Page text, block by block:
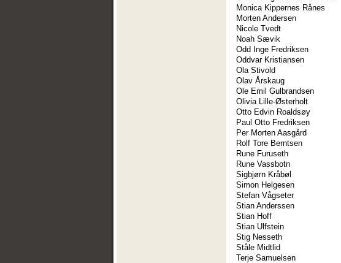
Monica Kippernes Rånes
Morten Andersen
Nicole Tvedt
Noah Sævik
Odd Inge Fredriksen
Oddvar Kristiansen
Ola Stivold
Olav Årskaug
Ole Emil Gulbrandsen
Olivia Lille-Østerholt
Otto Edvin Roaldsøy
Paul Otto Fredriksen
Per Morten Aasgård
Rolf Tore Berntsen
Rune Furuseth
Rune Vassbotn
Sigbjørn Kråbøl
Simon Helgesen
Stefan Vågseter
Stian Anderssen
Stian Hoff
Stian Ulfstein
Stig Nesseth
Ståle Midtlid
Terje Samuelsen